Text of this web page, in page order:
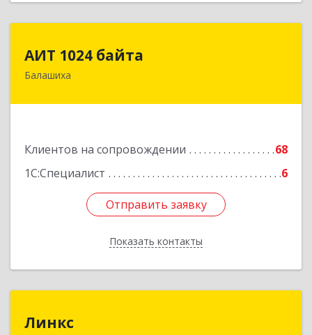
АИТ 1024 байта
Балашиха
Клиентов на сопровождении
68
1С:Специалист
6
Отправить заявку
Показать контакты
143909, Московская обл, Балашиха г, Солнечная
Отправить заявку
Назад
Линкс